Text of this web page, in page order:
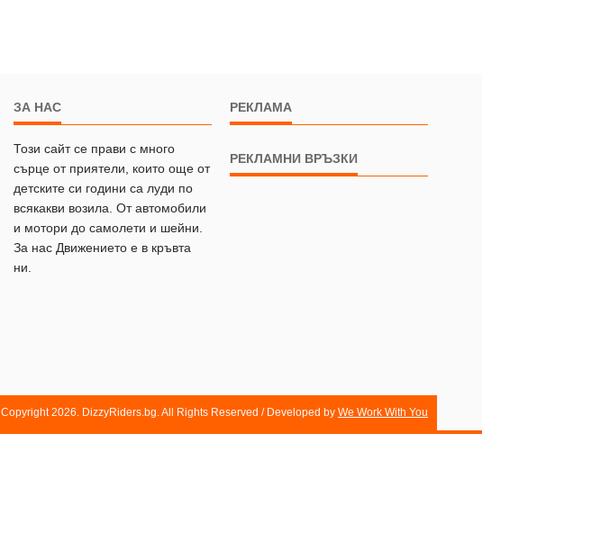
ЗА НАС
Този сайт се прави с много
сърце от приятели, които още от
детските си години са луди по
всякакви возила. От автомобили
и мотори до самолети и шейни.
За нас Движението е в кръвта
ни.
РЕКЛАМА
РЕКЛАМНИ ВРЪЗКИ
Copyright 2026. DizzyRiders.bg. All Rights Reserved / Developed by We Work With You